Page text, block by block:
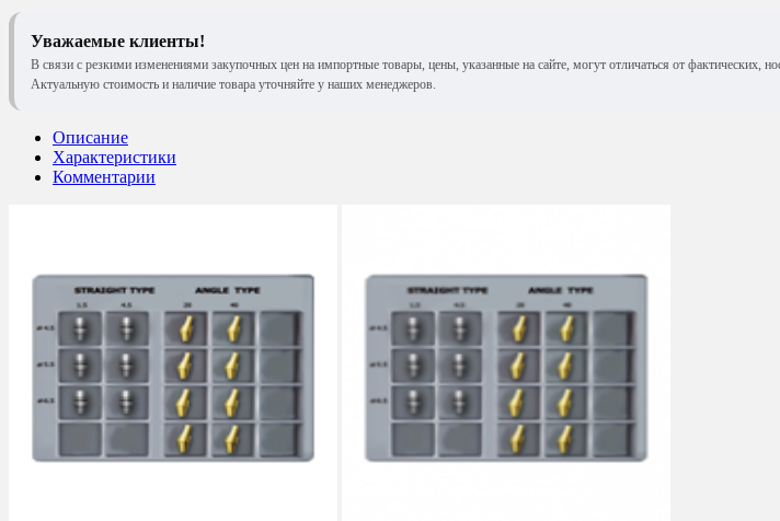
Уважаемые клиенты!
В связи с резкими изменениями закупочных цен на импортные товары, цены, указанные на сайте, могут отличаться от
Актуальную стоимость и наличие товара уточняйте у наших менеджеров.
Описание
Характеристики
Комментарии